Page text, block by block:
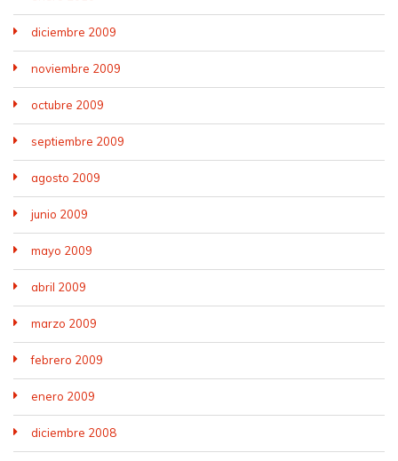
diciembre 2009
noviembre 2009
octubre 2009
septiembre 2009
agosto 2009
junio 2009
mayo 2009
abril 2009
marzo 2009
febrero 2009
enero 2009
diciembre 2008